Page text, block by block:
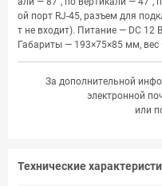
ой порт RJ-45, разъем для
т не входит). Питание — DC 12
Габариты — 193×75×85 мм, вес
За дополнительной
электронной
или
Технические